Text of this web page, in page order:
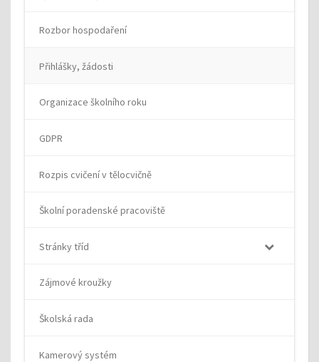
Rozbor hospodaření
Přihlášky, žádosti
Organizace školního roku
GDPR
Rozpis cvičení v tělocvičně
Školní poradenské pracoviště
Stránky tříd
Zájmové kroužky
Školská rada
Kamerový systém